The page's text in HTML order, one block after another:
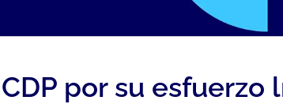
por su esfuerzo